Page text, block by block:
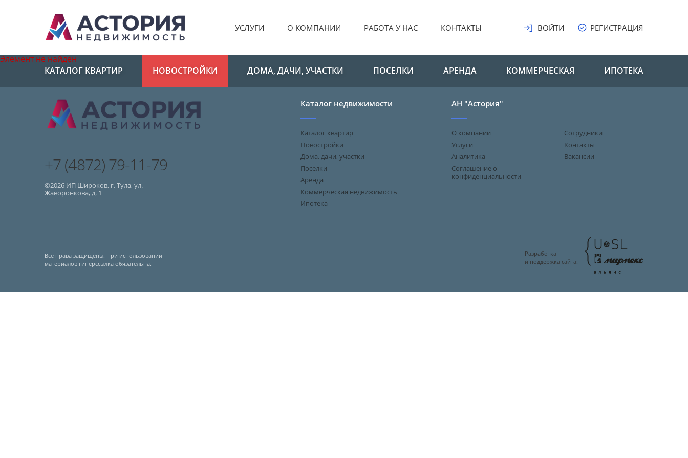
УСЛУГИ О КОМПАНИИ РАБОТА У НАС КОНТАКТЫ ВОЙТИ РЕГИСТРАЦИЯ
КАТАЛОГ КВАРТИР НОВОСТРОЙКИ ДОМА, ДАЧИ, УЧАСТКИ ПОСЕЛКИ АРЕНДА КОММЕРЧЕСКАЯ ИПОТЕКА
Элемент не найден
+7 (4872) 79-11-79
©2026 ИП Широков, г. Тула, ул.
Жаворонкова, д. 1
Все права защищены. При использовании
материалов гиперссылка обязательна.
Каталог недвижимости
Каталог квартир
Новостройки
Дома, дачи, участки
Поселки
Аренда
Коммерческая недвижимость
Ипотека
АН "Астория"
О компании
Услуги
Аналитика
Соглашение о
конфиденциальности
Сотрудники
Контакты
Вакансии
Разработка
и поддержка сайта: